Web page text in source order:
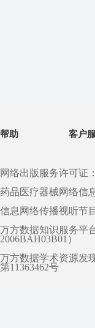
帮助 客户
网络出版服务许可证
药品医疗器械网络信
信息网络传播视听节
万方数据知识服务平
2006BAH03B01）
万方数据学术资源发
第11363462号